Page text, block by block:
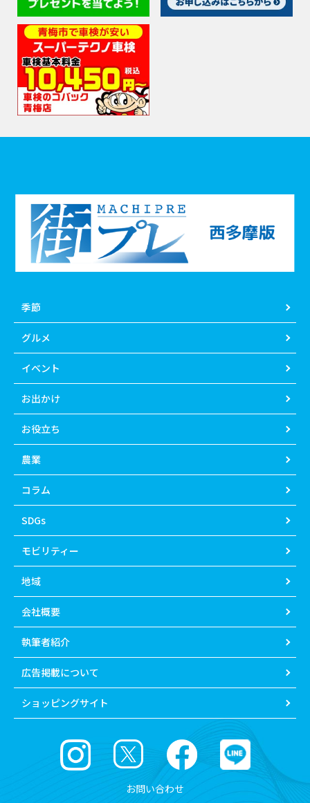
季節
グルメ
イベント
お出かけ
お役立ち
農業
コラム
SDGs
モビリティー
地域
会社概要
執筆者紹介
広告掲載について
ショッピングサイト
お問い合わせ